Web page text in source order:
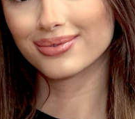
Смотреть Все